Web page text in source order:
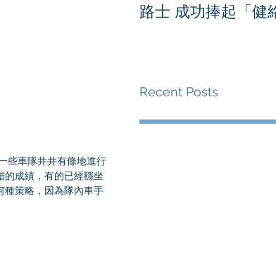
些車隊井井有條地進行
成績，有的已經穩坐
種策略，因為隊內車手
路士 成功捧起「健絡
Recent Posts